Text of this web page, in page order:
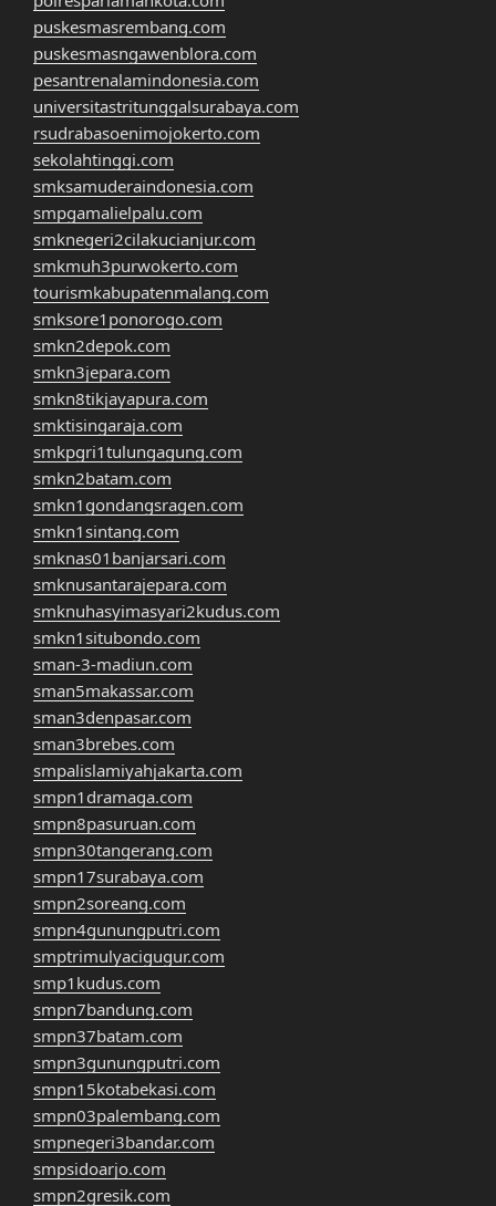
puskesmasrembang.com
puskesmasngawenblora.com
pesantrenalamindonesia.com
universitastritunggalsurabaya.com
rsudrabasoenimojokerto.com
sekolahtinggi.com
smksamuderaindonesia.com
smpgamalielpalu.com
smknegeri2cilakucianjur.com
smkmuh3purwokerto.com
tourismkabupatenmalang.com
smksore1ponorogo.com
smkn2depok.com
smkn3jepara.com
smkn8tikjayapura.com
smktisingaraja.com
smkpgri1tulungagung.com
smkn2batam.com
smkn1gondangsragen.com
smkn1sintang.com
smknas01banjarsari.com
smknusantarajepara.com
smknuhasyimasyari2kudus.com
smkn1situbondo.com
sman-3-madiun.com
sman5makassar.com
sman3denpasar.com
sman3brebes.com
smpalislamiyahjakarta.com
smpn1dramaga.com
smpn8pasuruan.com
smpn30tangerang.com
smpn17surabaya.com
smpn2soreang.com
smpn4gunungputri.com
smptrimulyacigugur.com
smp1kudus.com
smpn7bandung.com
smpn37batam.com
smpn3gunungputri.com
smpn15kotabekasi.com
smpn03palembang.com
smpnegeri3bandar.com
smpsidoarjo.com
smpn2gresik.com